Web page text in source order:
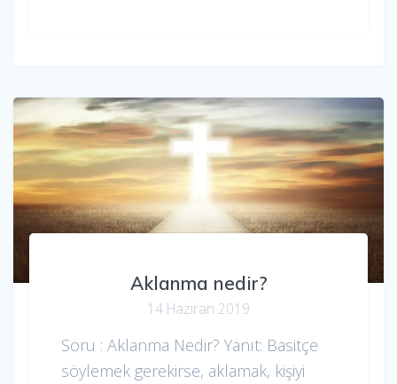
Aklanma nedir?
14 Haziran 2019
Soru : Aklanma Nedir? Yanıt: Basitçe
söylemek gerekirse, aklamak, kişiyi